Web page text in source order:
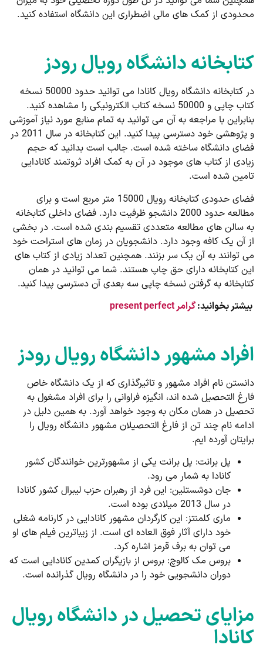
محدودی از کمک های مالی اضطراری این دانشگاه استفاده کنید.
کتابخانه دانشگاه رویال رودز
در کتابخانه دانشگاه رویال کانادا می توانید حدود 50000 نسخه
کتاب چاپی و 50000 نسخه کتاب الکترونیکی را مشاهده کنید.
بنابراین با مراجعه به آن می توانید به تمام منابع مورد نیاز آموزشی
و پژوهشی خود دسترسی پیدا کنید. این کتابخانه در سال 2011 در
فضای دانشگاه ساخته شده است. جالب است بدانید که حجم
زیادی از کتاب های موجود در آن به کمک افراد ثروتمند کانادایی
تامین شده است.
فضای حدودی کتابخانه رویال 15000 متر مربع است و برای
مطالعه حدود 2000 دانشجو ظرفیت دارد. فضای داخلی کتابخانه
به سالن های مطالعه متعددی تقسیم بندی شده است. در بخشی
از آن یک کافه وجود دارد. دانشجویان در زمان های استراحت خود
می توانند به آن یک سر بزنند. همچنین تعداد زیادی از کتاب های
این کتابخانه دارای حق چاپ هستند. شما می توانید در همان
کتابخانه به گرفتن نسخه چاپی سه بعدی آن دسترسی پیدا کنید.
بیشتر بخوانید:گرامر present perfect
افراد مشهور دانشگاه رویال رودز
دانستن نام افراد مشهور و تاثیرگذاری که از یک دانشگاه خاص
فارغ التحصیل شده اند، انگیزه فراوانی را برای افراد مشغول به
تحصیل در همان مکان به وجود خواهد آورد. به همین دلیل در
ادامه نام چند تن از فارغ التحصیلان مشهور دانشگاه رویال را
برایتان آورده ایم.
پل برانت: پل برانت یکی از مشهورترین خوانندگان کشور
کانادا به شمار می رود.
جان دوشستلین: این فرد از رهبران حزب لیبرال کشور کانادا
در سال 2013 میلادی بوده است.
ماری کلمنتز: این کارگردان مشهور کانادایی در کارنامه شغلی
خود دارای آثار فوق العاده ای است. از زیباترین فیلم های او
می توان به برف قرمز اشاره کرد.
بروس مک کالوچ: بروس از بازیگران کمدین کانادایی است که
دوران دانشجویی خود را در دانشگاه رویال گذرانده است.
مزایای تحصیل در دانشگاه رویال
کانادا